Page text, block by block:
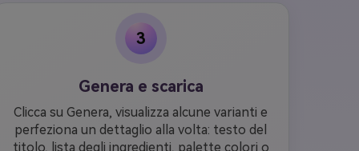
3
Genera e scarica
Clicca su Genera, visualizza alcune varianti e
perfeziona un dettaglio alla volta: testo del
titolo, lista degli ingredienti, palette colori o